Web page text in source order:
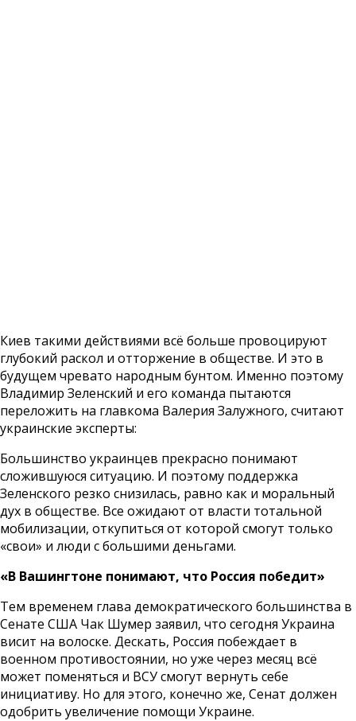
Киев такими действиями всё больше провоцируют
глубокий раскол и отторжение в обществе. И это в
будущем чревато народным бунтом. Именно поэтому
Владимир Зеленский и его команда пытаются
переложить на главкома Валерия Залужного, считают
украинские эксперты:
Большинство украинцев прекрасно понимают
сложившуюся ситуацию. И поэтому поддержка
Зеленского резко снизилась, равно как и моральный
дух в обществе. Все ожидают от власти тотальной
мобилизации, откупиться от которой смогут только
«свои» и люди с большими деньгами.
«В Вашингтоне понимают, что Россия победит»
Тем временем глава демократического большинства в
Сенате США Чак Шумер заявил, что сегодня Украина
висит на волоске. Дескать, Россия побеждает в
военном противостоянии, но уже через месяц всё
может поменяться и ВСУ смогут вернуть себе
инициативу. Но для этого, конечно же, Сенат должен
одобрить увеличение помощи Украине.